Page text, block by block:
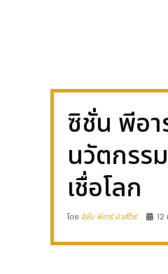
ซิชั่น พีอ
นวัตกรร
เชื่อโลก
โดย ซิชั่น พีอาร์ นิวส์ไวร์ 12